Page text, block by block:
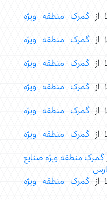
ازگمرک منطقه ویژه
ازگمرک منطقه ویژه
ازگمرک منطقه ویژه
ازگمرک منطقه ویژه
ازگمرک منطقه ویژه
ازگمرک منطقه ویژه
گمرک منطقه ویژه صنایع
ازگمرک منطقه ویژه